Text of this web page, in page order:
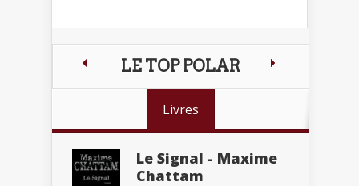
LE TOP POLAR
Livres
Le Signal - Maxime
Chattam